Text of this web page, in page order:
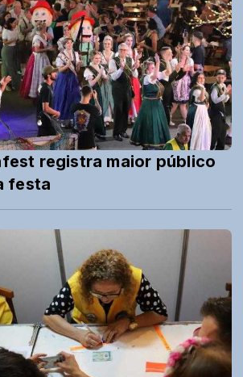
registra maior público
festa